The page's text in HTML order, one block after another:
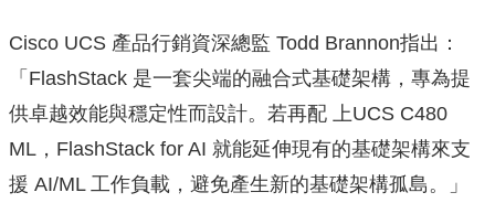
Cisco UCS 產品行銷資深總監 Todd Brannon指出：
「FlashStack 是一套尖端的融合式基礎架構，專為提
供卓越效能與穩定性而設計。若再配 上UCS C480
ML，FlashStack for AI 就能延伸現有的基礎架構來支
援 AI/ML 工作負載，避免產生新的基礎架構孤島。」